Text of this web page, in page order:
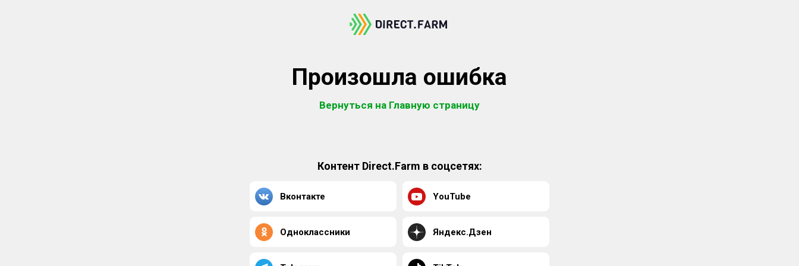
Произошла ошибка
Вернуться на Главную страницу
Контент Direct.Farm в соцсетях:
Вконтакте YouTube
Одноклассники Яндекс.Дзен